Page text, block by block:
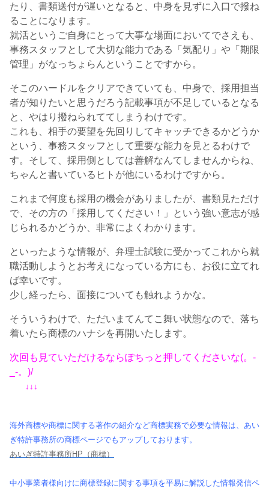
たり、書類送付が遅いとなると、中身を見ずに入口で撥ね
ることになります。
就活というご自身にとって大事な場面においてでさえも、
事務スタッフとして大切な能力である「気配り」や「期限
管理」がなっちょらんということですから。
そこのハードルをクリアできていても、中身で、採用担当
者が知りたいと思うだろう記載事項が不足しているとなる
と、やはり撥ねられててしまうわけです。
これも、相手の要望を先回りしてキャッチできるかどうか
という、事務スタッフとして重要な能力を見とるわけで
す。そして、採用側としては善解なんてしませんからね、
ちゃんと書いているヒトが他にいるわけですから。
これまで何度も採用の機会がありましたが、書類見ただけ
で、その方の「採用してください！」という強い意志が感
じられるかどうか、非常によくわかります。
といったような情報が、弁理士試験に受かってこれから就
職活動しようとお考えになっている方にも、お役に立てれ
ば幸いです。
少し経ったら、面接についても触れようかな。
そういうわけで、ただいまてんてこ舞い状態なので、落ち
着いたら商標のハナシを再開いたします。
次回も見ていただけるならぽちっと押してくださいな(。-
_-。)/
↓↓↓
海外商標や商標に関する著作の紹介など商標実務で必要な情報は、あい
ぎ特許事務所の商標ページでもアップしております。
あいぎ特許事務所HP（商標）
中小事業者様向けに商標登録に関する事項を平易に解説した情報発信ペ